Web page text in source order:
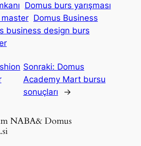
Domus burs yarışması
Domus Business
business design burs
Sonraki: Domus
Academy Mart bursu
sonuçları
→
NABA& Domus